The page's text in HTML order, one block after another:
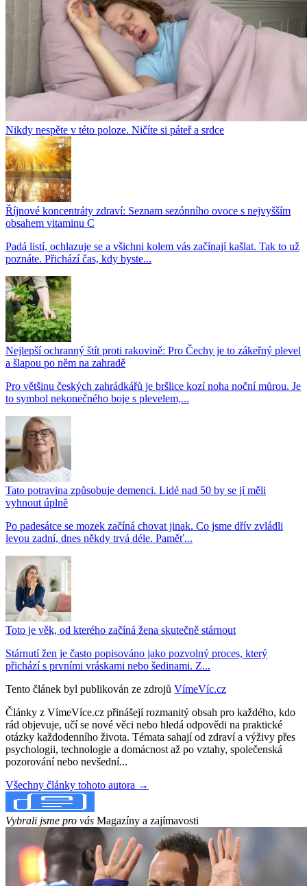
Nikdy nespěte v této poloze. Ničíte si páteř a srdce
Říjnové koncentráty zdraví: Seznam sezónního ovoce s nejvyšším
obsahem vitaminu C
Padá listí, ochlazuje se a všichni kolem vás začínají kašlat. Tak to už
poznáte. Přichází čas, kdy byste...
Nejlepší ochranný štít proti rakovině: Pro Čechy je to zákeřný plevel
a šlapou po něm na zahradě
Pro většinu českých zahrádkářů je bršlice kozí noha noční můrou. Je
to symbol nekonečného boje s plevelem,...
Tato potravina způsobuje demenci. Lidé nad 50 by se jí měli
vyhnout úplně
Po padesátce se mozek začíná chovat jinak. Co jsme dřív zvládli
levou zadní, dnes někdy trvá déle. Paměť...
Toto je věk, od kterého začíná žena skutečně stárnout
Stárnutí žen je často popisováno jako pozvolný proces, který
přichází s prvními vráskami nebo šedinami. Z...
Tento článek byl publikován ze zdrojů VímeVíc.cz
Články z VímeVíce.cz přinášejí rozmanitý obsah pro každého, kdo
rád objevuje, učí se nové věci nebo hledá odpovědi na praktické
otázky každodenního života. Témata sahají od zdraví a výživy přes
psychologii, technologie a domácnost až po vztahy, společenská
pozorování nebo nevšední...
Všechny články tohoto autora →
Vybrali jsme pro vás Magazíny a zajímavosti